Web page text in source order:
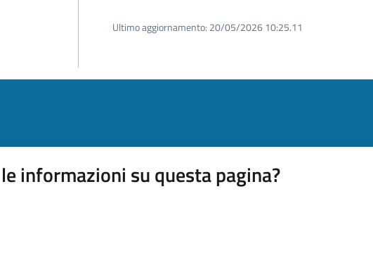
Ultimo aggiornamento: 20/05/2026 10:25.11
informazioni su questa pagina?